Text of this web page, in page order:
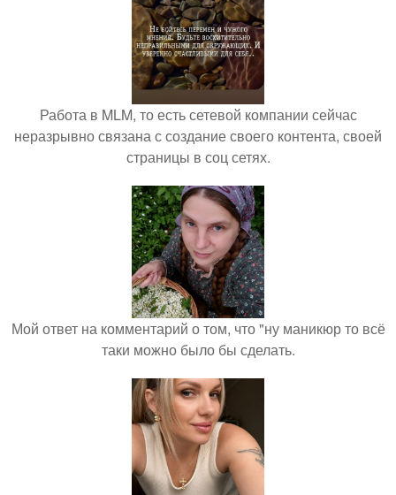
Работа в MLM, то есть сетевой компании сейчас
неразрывно связана с создание своего контента, своей
страницы в соц сетях.
Мой ответ на комментарий о том, что "ну маникюр то всё
таки можно было бы сделать.